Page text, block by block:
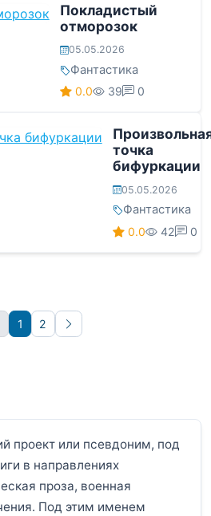
Покладистый
отморозок
05.05.2026
Фантастика
0.0 39 0
точка
бифуркации
05.05.2026
Фантастика
0.0 42 0
1 2
Вперёд
проект или псевдоним, под
в направлениях
проза, военная
Под этим именем